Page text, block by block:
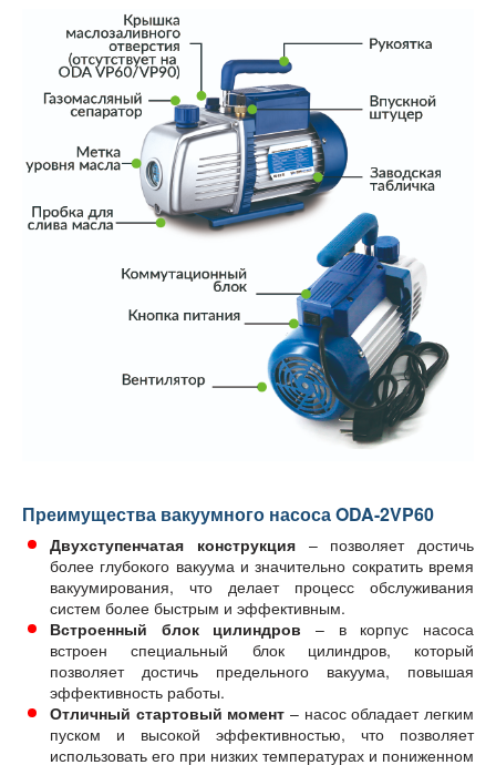
Преимущества вакуумного насоса ODA-2VP60
Двухступенчатая конструкция– позволяет достичь
более глубокого вакуума и значительно сократить время
вакуумирования, что делает процесс обслуживания
систем более быстрым и эффективным.
Встроенный блок цилиндров – в корпус насоса
встроен специальный блок цилиндров, который
позволяет достичь предельного вакуума, повышая
эффективность работы.
Отличный стартовый момент – насос обладает легким
пуском и высокой эффективностью, что позволяет
использовать его при низких температурах и пониженном